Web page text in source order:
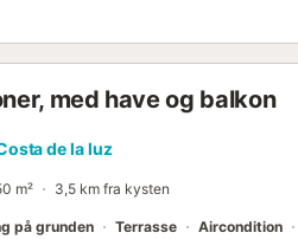
med have og balkon
de la luz
m² 3,5 km fra kysten
på grunden Terrasse Aircondition